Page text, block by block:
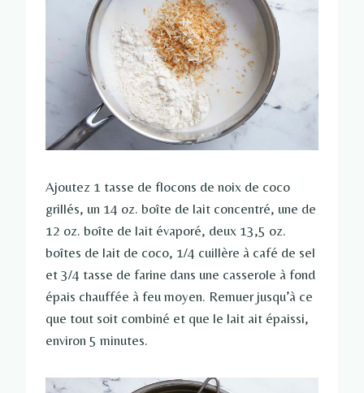
Ajoutez 1 tasse de flocons de noix de coco
grillés, un 14 oz. boîte de lait concentré, une de
12 oz. boîte de lait évaporé, deux 13,5 oz.
boîtes de lait de coco, 1/4 cuillère à café de sel
et 3/4 tasse de farine dans une casserole à fond
épais chauffée à feu moyen. Remuer jusqu’à ce
que tout soit combiné et que le lait ait épaissi,
environ 5 minutes.